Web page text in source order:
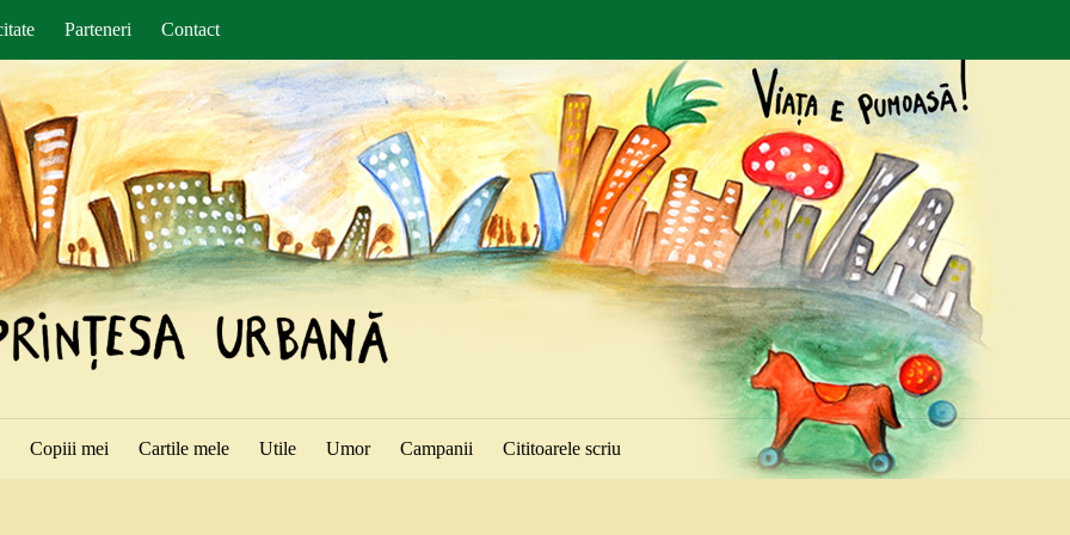
Parteneri Contact
Copiii mei Cartile mele Utile Umor Campanii Cititoarele scriu